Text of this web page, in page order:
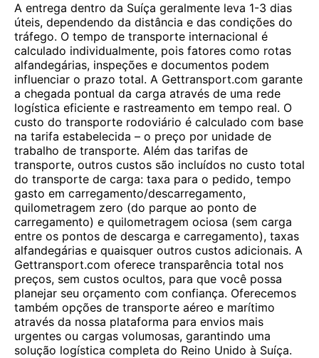
A entrega dentro da Suíça geralmente leva 1-3 dias
úteis, dependendo da distância e das condições do
tráfego. O tempo de transporte internacional é
calculado individualmente, pois fatores como rotas
alfandegárias, inspeções e documentos podem
influenciar o prazo total. A Gettransport.com garante
a chegada pontual da carga através de uma rede
logística eficiente e rastreamento em tempo real. O
custo do transporte rodoviário é calculado com base
na tarifa estabelecida – o preço por unidade de
trabalho de transporte. Além das tarifas de
transporte, outros custos são incluídos no custo total
do transporte de carga: taxa para o pedido, tempo
gasto em carregamento/descarregamento,
quilometragem zero (do parque ao ponto de
carregamento) e quilometragem ociosa (sem carga
entre os pontos de descarga e carregamento), taxas
alfandegárias e quaisquer outros custos adicionais. A
Gettransport.com oferece transparência total nos
preços, sem custos ocultos, para que você possa
planejar seu orçamento com confiança. Oferecemos
também opções de transporte aéreo e marítimo
através da nossa plataforma para envios mais
urgentes ou cargas volumosas, garantindo uma
solução logística completa do Reino Unido à Suíça.